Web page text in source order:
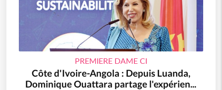
PREMIERE DAME CI
Côte d'Ivoire-Angola : Depuis Luanda,
Dominique Ouattara partage l'expérien...